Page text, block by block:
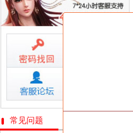
坠落守望者
每日新服
今日 10:00点
正中靶心
每日新服
神兵奇迹
每日新服
微乐捕鱼千炮版
帕瓦勇者传说 每日新服
群英风华录
小小仙王
每日新服
少年名将
每日新服
今日 10:00点
寻龙英雄
常见问题